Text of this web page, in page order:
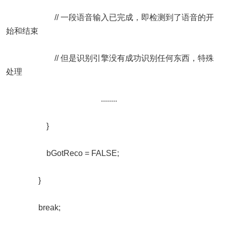
// 一段语音输入已完成，即检测到了语音的开
始和结束
// 但是识别引擎没有成功识别任何东西，特殊
处理
........
}
bGotReco = FALSE;
}
break;